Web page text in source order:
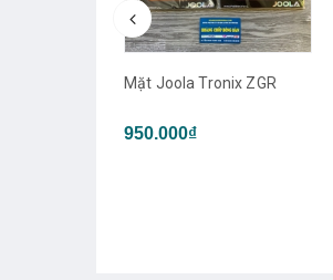
Mặt Joola Tronix ZGR
950.000₫